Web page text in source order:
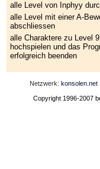
alle Level von Inphyy
alle Level mit einer A-
abschliessen
alle Charaktere zu Level 9
hochspielen und das
erfolgreich beenden
Netzwerk: konsolen.net
Copyright 1996-2007